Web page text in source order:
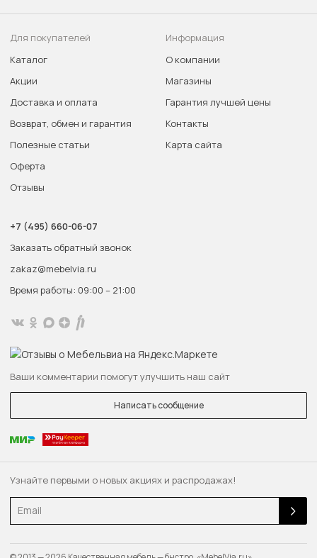
Узнайте первыми о новых акциях и распродажах!
Email
Для покупателей
Каталог
Акции
Доставка и оплата
Возврат, обмен и гарантия
Полезные статьи
Оферта
Отзывы
Информация
О компании
Магазины
Гарантия лучшей цены
Контакты
Карта сайта
+7 (495) 660-06-07
Заказать обратный звонок
zakaz@mebelvia.ru
Время работы: 09:00 – 21:00
Ваши комментарии помогут улучшить наш сайт
Написать сообщение